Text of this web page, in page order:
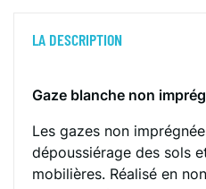
LA DESCRIPTION
Gaze blanche non
Les gazes non
dépoussiérage des sols
mobilières. Réalisé en